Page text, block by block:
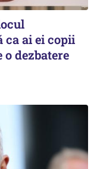
ca ai ei copii
o dezbatere